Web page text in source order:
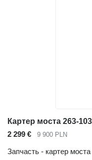
2 299 € 9 900 PLN
Запчасть - картер моста